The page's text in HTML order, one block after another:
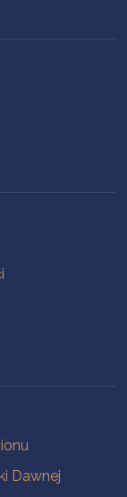
Dawnej